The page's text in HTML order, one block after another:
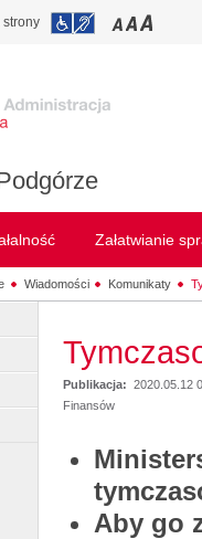
strony
Załatwianie
Wiadomości Komunikaty
Publikacja: 2020.05.12
Finansów
Aby go